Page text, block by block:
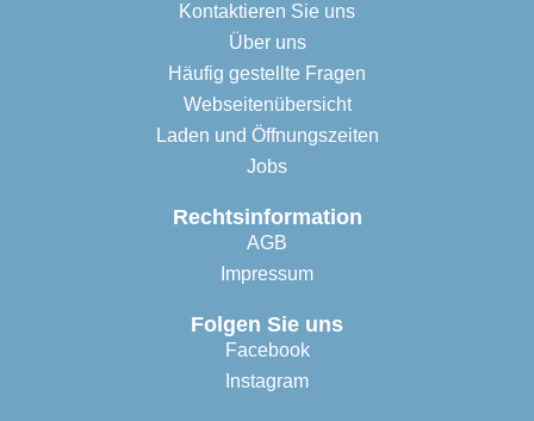
Kontaktieren Sie uns
Über uns
Häufig gestellte Fragen
Webseitenübersicht
Laden und Öffnungszeiten
Jobs
Rechtsinformation
AGB
Impressum
Folgen Sie uns
Facebook
Instagram